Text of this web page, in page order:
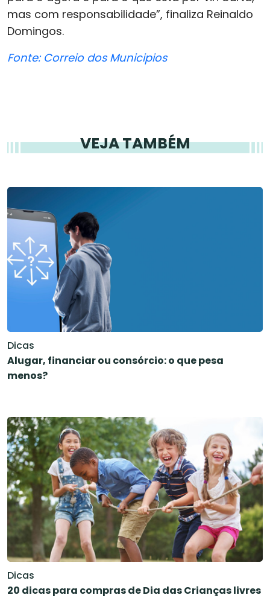
mas com responsabilidade”, finaliza Reinaldo
Domingos.
Fonte: Correio dos Municipios
VEJA TAMBÉM
Dicas
Alugar, financiar ou consórcio: o que pesa
menos?
Dicas
20 dicas para compras de Dia das Crianças livres